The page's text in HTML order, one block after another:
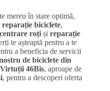
mereu în stare optimă,
reparație biciclete,
centrare roți și reparație
te așteaptă pentru a te
a beneficia de servicii
de biciclete din
Virtuții 46Bis, aproape de
, pentru a descoperi oferta